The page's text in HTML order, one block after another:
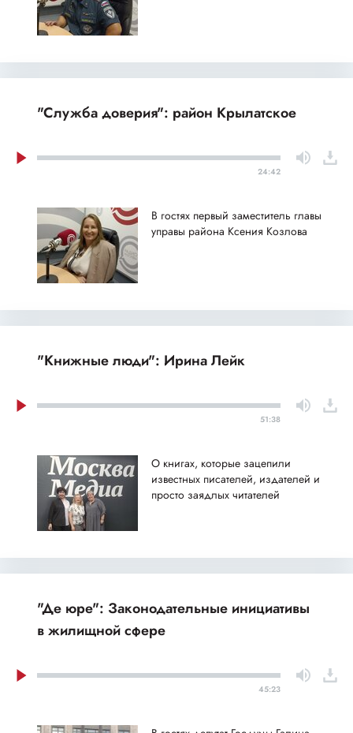
"Служба доверия": район Крылатское
24:42
В гостях первый заместитель главы
управы района Ксения Козлова
"Книжные люди": Ирина Лейк
51:38
О книгах, которые зацепили
известных писателей, издателей и
просто заядлых читателей
"Де юре": Законодательные инициативы
в жилищной сфере
45:23